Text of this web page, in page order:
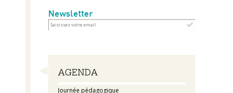
Newsletter
Navigation
AGENDA
Journée pédagogique